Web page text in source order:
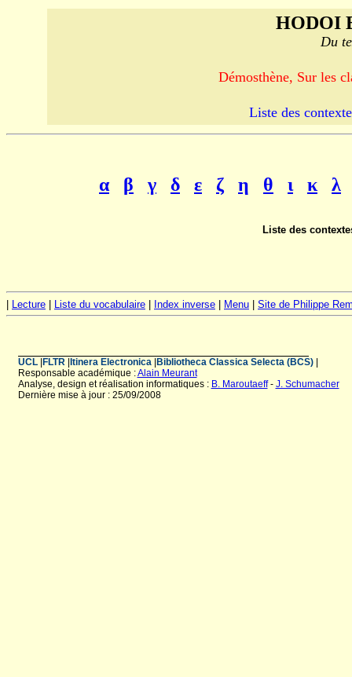
HODOI
Du
Démosthène, Sur les
Liste des
α β γ δ ε ζ η θ ι κ λ
Liste des
| Lecture | Liste du vocabulaire | Index inverse | Menu | Site de Philippe
UCL|FLTR |Itinera Electronica |Bibliotheca Classica Selecta (BCS)|
Responsable académique :Alain Meurant
Analyse, design et réalisation informatiques : B. Maroutaeff- J. Schumacher
Dernière mise à jour : 25/09/2008